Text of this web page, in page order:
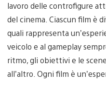
lavoro delle controfigure
del cinema. Ciascun film è
quali rappresenta
veicolo e al gameplay
ritmo, gli obiettivi e le
all’altro. Ogni film è